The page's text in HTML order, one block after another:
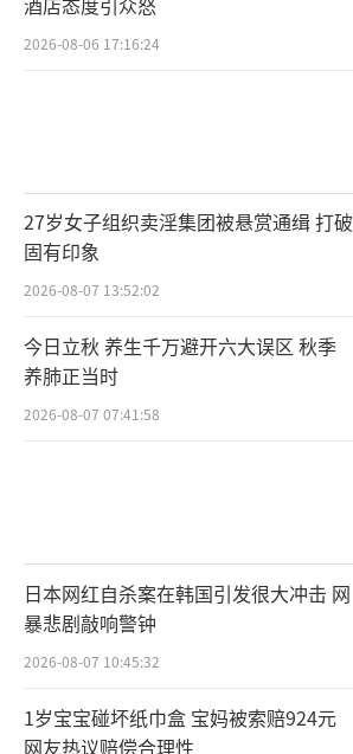
2026-08-06 17:16:24
27岁女子组织卖淫集团被悬赏通缉 打破
固有印象
2026-08-07 13:52:02
今日立秋 养生千万避开六大误区 秋季
养肺正当时
2026-08-07 07:41:58
日本网红自杀案在韩国引发很大冲击 网
暴悲剧敲响警钟
2026-08-07 10:45:32
1岁宝宝碰坏纸巾盒 宝妈被索赔924元
网友热议赔偿合理性